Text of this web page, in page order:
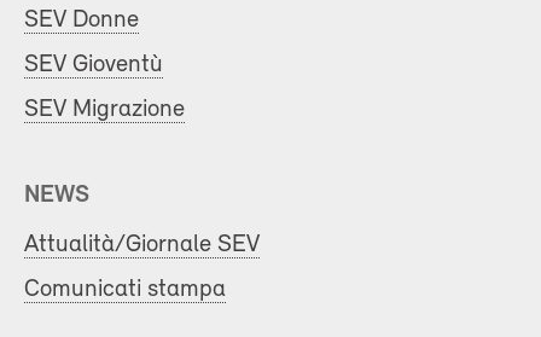
SEV Donne
SEV Gioventù
SEV Migrazione
NEWS
Attualità/Giornale SEV
Comunicati stampa